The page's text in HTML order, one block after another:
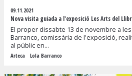
09.11.2021
Nova visita guiada a l'exposició Les Arts del
El proper dissabte 13 de novembre a
Barranco, comissària de l'exposició,
al públic en...
Arteca Lola Barranco